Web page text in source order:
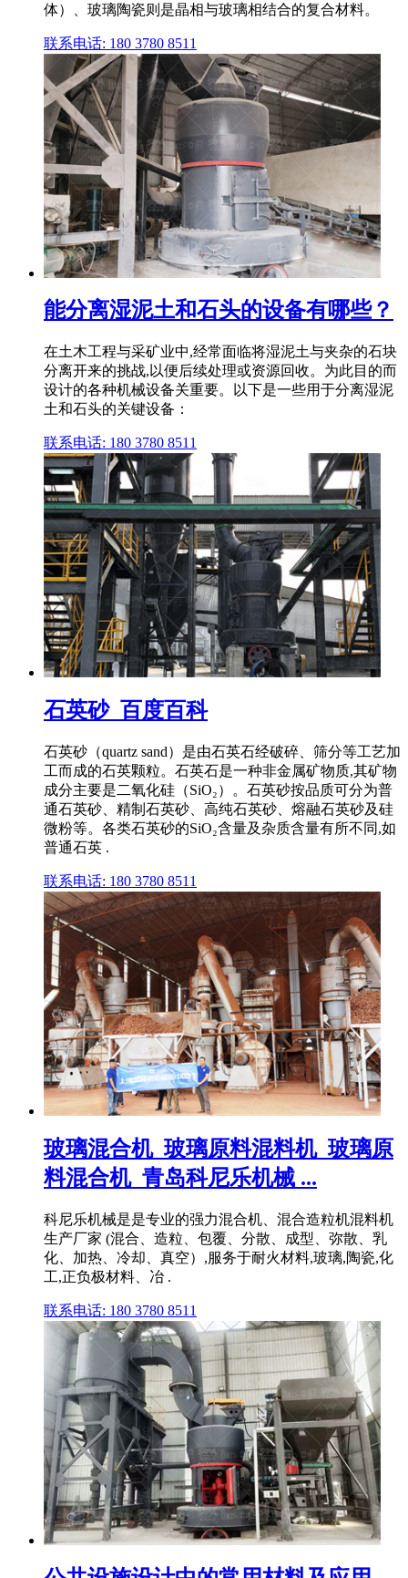
体）、玻璃陶瓷则是晶相与玻璃相结合的复合材料。
联系电话: 180 3780 8511
能分离湿泥土和石头的设备有哪些？
在土木工程与采矿业中,经常面临将湿泥土与夹杂的石块
分离开来的挑战,以便后续处理或资源回收。为此目的而
设计的各种机械设备关重要。以下是一些用于分离湿泥
土和石头的关键设备：
联系电话: 180 3780 8511
石英砂_百度百科
石英砂（quartz sand）是由石英石经破碎、筛分等工艺加
工而成的石英颗粒。石英石是一种非金属矿物质,其矿物
成分主要是二氧化硅（SiO₂）。石英砂按品质可分为普
通石英砂、精制石英砂、高纯石英砂、熔融石英砂及硅
微粉等。各类石英砂的SiO₂含量及杂质含量有所不同,如
普通石英 .
联系电话: 180 3780 8511
玻璃混合机_玻璃原料混料机_玻璃原
料混合机_青岛科尼乐机械 ...
科尼乐机械是是专业的强力混合机、混合造粒机混料机
生产厂家 (混合、造粒、包覆、分散、成型、弥散、乳
化、加热、冷却、真空）,服务于耐火材料,玻璃,陶瓷,化
工,正负极材料、冶 .
联系电话: 180 3780 8511